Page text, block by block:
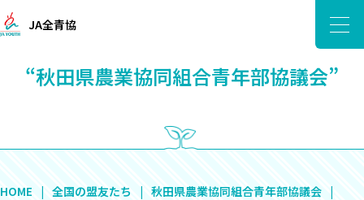
JA全青協
“秋田県農業協同組合青年部協議会”
HOME 全国の盟友たち
秋田県農業協同組合青年部協議会